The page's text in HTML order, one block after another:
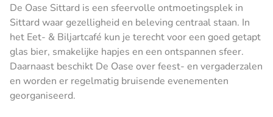
De Oase Sittard is een sfeervolle ontmoetingsplek in
Sittard waar gezelligheid en beleving centraal staan. In
het Eet- & Biljartcafé kun je terecht voor een goed getapt
glas bier, smakelijke hapjes en een ontspannen sfeer.
Daarnaast beschikt De Oase over feest- en vergaderzalen
en worden er regelmatig bruisende evenementen
georganiseerd.